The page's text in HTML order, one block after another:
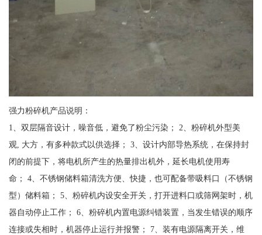
强力粉碎机产品说明：
1、双层隔音设计，噪音低，避免了粉尘污染； 2、粉碎机外型美
观, 大方，有多种款式以供选择； 3、设计内部导热系统，在保持封
闭的前提下，将电机所产生的热量排出机外，延长电机使用寿
命； 4、不锈钢储料箱清洗方便、快捷，也可配备带吸料口（不锈钢
型）储料箱； 5、粉碎机内设安全开关，打开进料口或筛网架时，机
器自动停止工作； 6、粉碎机内置电源纠错装置，当发生错误的顺序
连接或失相时，机器停止运行并报警； 7、装有电源隔离开关，维